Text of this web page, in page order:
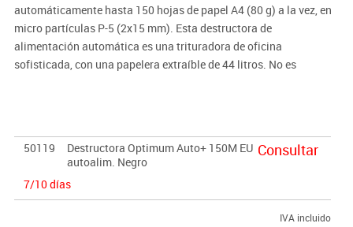
automáticamente hasta 150 hojas de papel A4 (80 g) a la vez, en
micro partículas P-5 (2x15 mm). Esta destructora de
alimentación automática es una trituradora de oficina
sofisticada, con una papelera extraíble de 44 litros. No es
50119
Destructora Optimum Auto+ 150M EU
autoalim. Negro
7/10 días
Consultar
IVA incluido